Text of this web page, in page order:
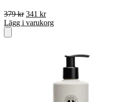
379kr Det
ursprungliga
341 krDet
nuvarande
Lägg i varukorg